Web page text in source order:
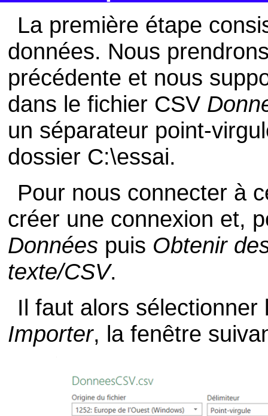
La première étape
données. Nous
précédente et nous
dans le fichier CSV
un séparateur point-
dossier C:\essai.
Pour nous connecter à
créer une connexion et,
Données puis Obtenir
texte/CSV.
Il faut alors
Importer, la fenêtre